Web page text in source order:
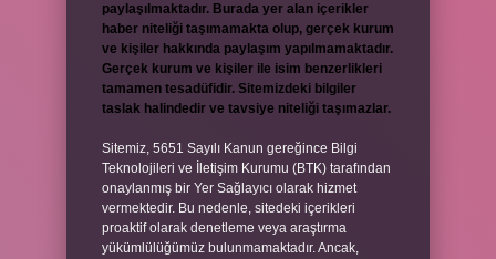
paylaşılmaktadır. Burada yer alan içerikler
haber niteliği taşımamakta olup, gerçek kurum
ve kişiler hakkında paylaşım yapılmamaktadır.
Gerçek kurum ve kişiler ile isim benzerlikleri
tamamen tesadüfidir. Sitemizdeki bilgiler
taslak halindedir ve tavsiye niteliği taşımazlar.
Sitemiz, 5651 Sayılı Kanun gereğince Bilgi
Teknolojileri ve İletişim Kurumu (BTK) tarafından
onaylanmış bir Yer Sağlayıcı olarak hizmet
vermektedir. Bu nedenle, sitedeki içerikleri
proaktif olarak denetleme veya araştırma
yükümlülüğümüz bulunmamaktadır. Ancak,